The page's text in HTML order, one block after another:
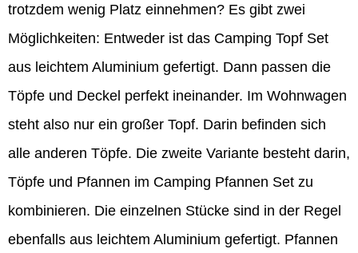
trotzdem wenig Platz einnehmen? Es gibt zwei
Möglichkeiten: Entweder ist das Camping Topf Set
aus leichtem Aluminium gefertigt. Dann passen die
Töpfe und Deckel perfekt ineinander. Im Wohnwagen
steht also nur ein großer Topf. Darin befinden sich
alle anderen Töpfe. Die zweite Variante besteht darin,
Töpfe und Pfannen im Camping Pfannen Set zu
kombinieren. Die einzelnen Stücke sind in der Regel
ebenfalls aus leichtem Aluminium gefertigt. Pfannen